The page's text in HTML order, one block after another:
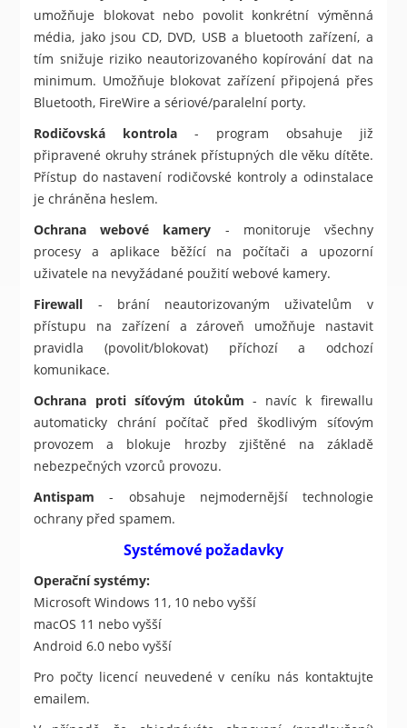
umožňuje blokovat nebo povolit konkrétní výměnná
média, jako jsou CD, DVD, USB a bluetooth zařízení, a
tím snižuje riziko neautorizovaného kopírování dat na
minimum. Umožňuje blokovat zařízení připojená přes
Bluetooth, FireWire a sériové/paralelní porty.
Rodičovská kontrola - program obsahuje již
připravené okruhy stránek přístupných dle věku dítěte.
Přístup do nastavení rodičovské kontroly a odinstalace
je chráněna heslem.
Ochrana webové kamery - monitoruje všechny
procesy a aplikace běžící na počítači a upozorní
uživatele na nevyžádané použití webové kamery.
Firewall - brání neautorizovaným uživatelům v
přístupu na zařízení a zároveň umožňuje nastavit
pravidla (povolit/blokovat) příchozí a odchozí
komunikace.
Ochrana proti síťovým útokům - navíc k firewallu
automaticky chrání počítač před škodlivým síťovým
provozem a blokuje hrozby zjištěné na základě
nebezpečných vzorců provozu.
Antispam - obsahuje nejmodernější technologie
ochrany před spamem.
Systémové požadavky
Operační systémy:
Microsoft Windows 11, 10 nebo vyšší
macOS 11 nebo vyšší
Android 6.0 nebo vyšší
Pro počty licencí neuvedené v ceníku nás kontaktujte
emailem.